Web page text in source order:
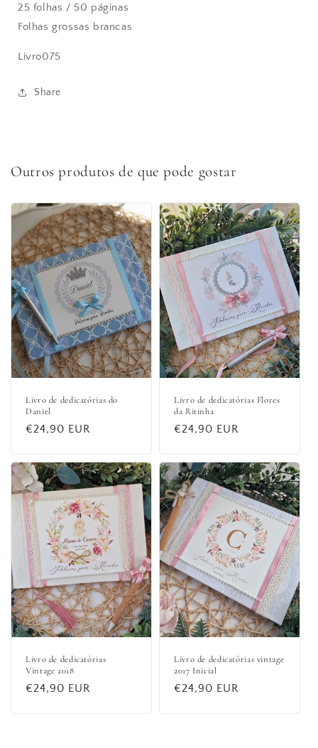
25 folhas / 50 páginas
Folhas grossas brancas
Livro075
Share
Outros produtos de que pode gostar
Livro de dedicatórias do
Daniel
Preço
€24,90 EUR
Livro de dedicatórias Flores
da Ritinha
Preço
€24,90 EUR
Livro de dedicatórias
Vintage 2018
Preço
€24,90 EUR
Livro de dedicatórias vintage
2017 Inicial
Preço
€24,90 EUR